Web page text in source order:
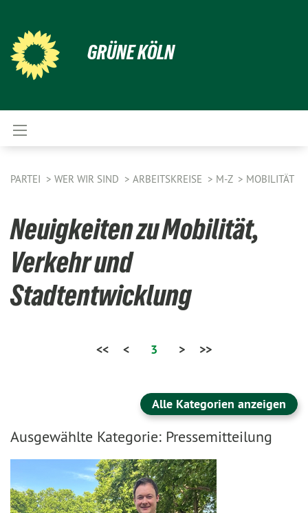
GRÜNE KÖLN
PARTEI WER WIR SIND ARBEITSKREISE M-Z MOBILITÄT
Neuigkeiten zu Mobilität,
Verkehr und
Stadtentwicklung
<< < 3 > >>
Alle Kategorien anzeigen
Ausgewählte Kategorie: Pressemitteilung